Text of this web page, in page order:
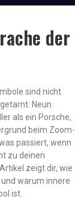
der
sind nicht
Neun
als ein Porsche,
beim Zoom-
passiert, wenn
zu deinen
zeigt dir, wie
warum innere
ist.